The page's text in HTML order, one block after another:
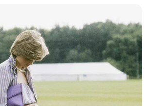
yang cocok untuk peran antagonis,
baru 2 kali mendapatkan peran antagonis, di
Eve(2000) dan The Penthouse: War in
cedera sampai harus dijahit saat melakukan
di serialIris
kebugaran untuk berolahraga.